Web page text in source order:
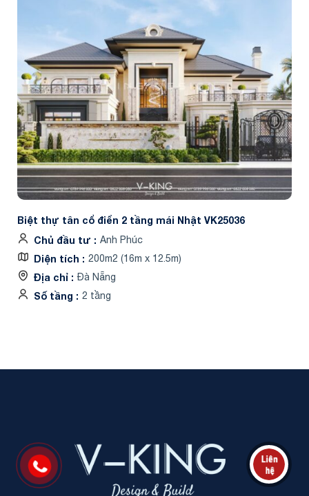
Biệt thự tân cổ điển 2 tầng mái Nhật VK25036
Chủ đầu tư
Anh Phúc
Diện tích 200m2 (16m x 12.5m)
Địa chỉ Đà Nẵng
Số tầng 2 tầng